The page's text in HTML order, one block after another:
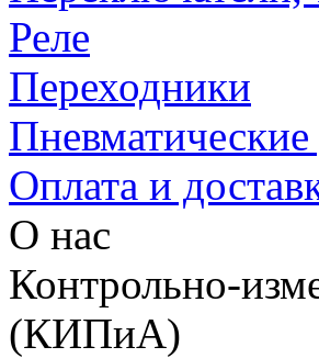
Реле
Переходники
Пневматические
Оплата и
О нас
Контрольно-
(КИПиА)